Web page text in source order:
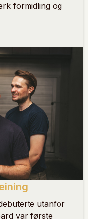
formidling og
utanfor
var første